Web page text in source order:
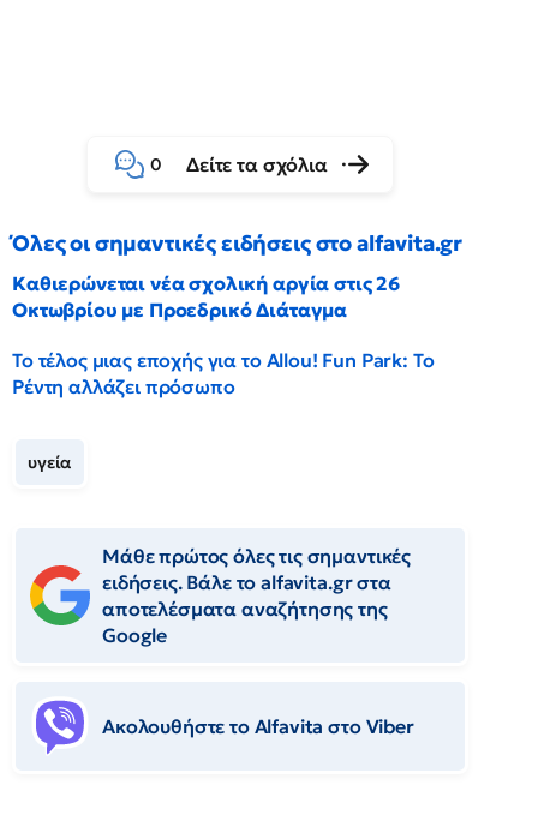
0 Δείτε τα σχόλια
Όλες οι σημαντικές ειδήσεις στο alfavita.gr
Καθιερώνεται νέα σχολική αργία στις 26
Οκτωβρίου με Προεδρικό Διάταγμα
Το τέλος μιας εποχής για το Allou! Fun Park: Το
Ρέντη αλλάζει πρόσωπο
υγεία
Μάθε πρώτος όλες τις σημαντικές
ειδήσεις. Βάλε το alfavita.gr στα
αποτελέσματα αναζήτησης της
Google
Ακολουθήστε το Αlfavita στο Viber